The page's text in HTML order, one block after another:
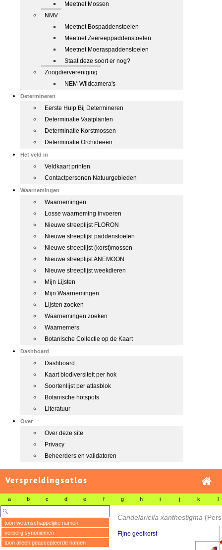
Meetnet Mossen
NMV
Meetnet Bospaddenstoelen
Meetnet Zeereeppaddenstoelen
Meetnet Moeraspaddenstoelen
Staat deze soort er nog?
Zoogdiervereniging
NEM Wildcamera's
Determineren
Eerste Hulp Bij Determineren
Determinatie Vaatplanten
Determinatie Korstmossen
Determinatie Orchideeën
Het veld in
Veldkaart printen
Contactpersonen Natuurgebieden
Waarnemingen
Waarnemingen
Losse waarneming invoeren
Nieuwe streeplijst FLORON
Nieuwe streeplijst paddenstoelen
Nieuwe streeplijst (korst)mossen
Nieuwe streeplijst ANEMOON
Nieuwe streeplijst weekdieren
Mijn Lijsten
Mijn Waarnemingen
Lijsten zoeken
Waarnemingen zoeken
Waarnemers
Botanische Collectie op de Kaart
Dashboard
Dashboard
Kaart biodiversiteit per hok
Soortenlijst per atlasblok
Botanische hotspots
Literatuur
Over
Over deze site
Privacy
Beheerders en validatoren
Verspreidingsatlas
a b c d e f g h i j k l
toon wetenschappelijke namen
verberg synoniemen
toon alleen geaccepteerde namen
Candelariella xanthostigma
Fijne geelkorst